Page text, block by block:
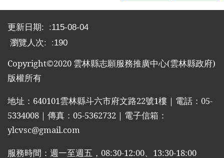
區
表
單
載
志
工
招
募
動
更新日期:
115-08-04
瀏覽人次:
190
Copyright©2020 雲林縣志願服務推廣中心(雲林縣政府)
版權所有
地址： 640101雲林縣斗六市府文路22號1樓｜電話： 05-
5334008 ｜傳真： 05-5362732 ｜電子信箱：
ylcvsc@gmail.com
服務時間：週一至週五， 08:30-12:00、 13:30-18:00